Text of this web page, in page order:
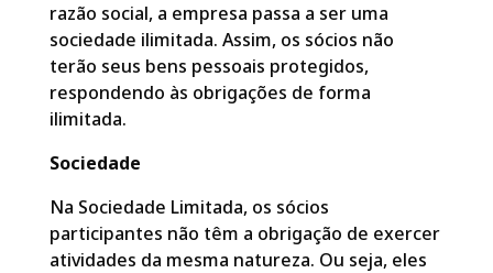
razão social, a empresa passa a ser uma
sociedade ilimitada. Assim, os sócios não
terão seus bens pessoais protegidos,
respondendo às obrigações de forma
ilimitada.
Sociedade
Na Sociedade Limitada, os sócios
participantes não têm a obrigação de exercer
atividades da mesma natureza. Ou seja, eles